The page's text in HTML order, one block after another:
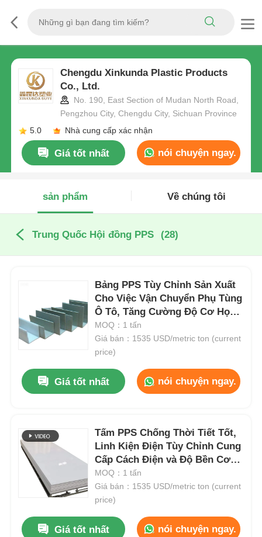
Chengdu Xinkunda Plastic Products
Co., Ltd.
No. 190, East Section of Mudan North Road,
Pengzhou City, Chengdu City, Sichuan Province
5.0
Nhà cung cấp xác nhận
Giá tốt nhất nói chuyện ngay.
sản phẩm Về chúng tôi
Trung Quốc Hội đồng PPS (28)
Bảng PPS Tùy Chỉnh Sản Xuất
Cho Việc Vận Chuyển Phụ Tùng
Ô Tô, Tăng Cường Độ Cơ Học
và Khả Năng Chịu Nhiệt
MOQ：1 tấn
Giá bán：1535 USD/metric ton (current
price)
Giá tốt nhất nói chuyện ngay.
Tấm PPS Chống Thời Tiết Tốt,
Linh Kiện Điện Tùy Chỉnh Cung
Cấp Cách Điện và Độ Bền Cơ
Học Tuyệt Vời
MOQ：1 tấn
Giá bán：1535 USD/metric ton (current
price)
Giá tốt nhất nói chuyện ngay.